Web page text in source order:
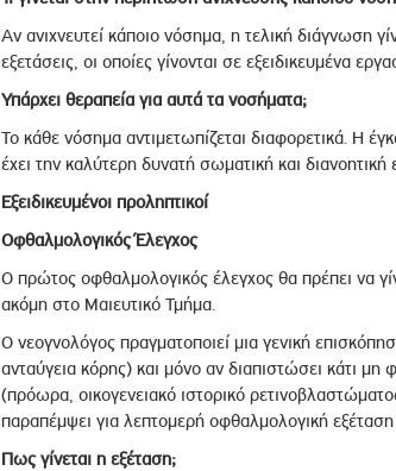
Αν ανιχνευτεί κάποιο νόσημα, η τελική διάγνωση
εξετάσεις, οι οποίες γίνονται σε εξειδικευμένα
Υπάρχει θεραπεία για αυτά τα νοσήματα;
Το κάθε νόσημα αντιμετωπίζεται διαφορετικά. Η
έχει την καλύτερη δυνατή σωματική και διανοητική
Εξειδικευμένοι προληπτικοί
Οφθαλμολογικός Έλεγχος
Ο πρώτος οφθαλμολογικός έλεγχος θα πρέπει να
ακόμη στο Μαιευτικό Τμήμα.
Ο νεογνολόγος πραγματοποιεί μια γενική
ανταύγεια κόρης) και μόνο αν διαπιστώσει κάτι μη
(πρόωρα, οικογενειακό ιστορικό
παραπέμψει για λεπτομερή οφθαλμολογική
Πως γίνεται η εξέταση;